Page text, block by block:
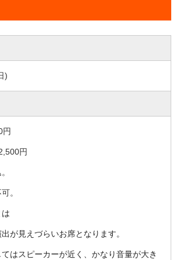
)
円
円
。
が見えづらいお席となります。
はスピーカーが近く、かなり音量が大き